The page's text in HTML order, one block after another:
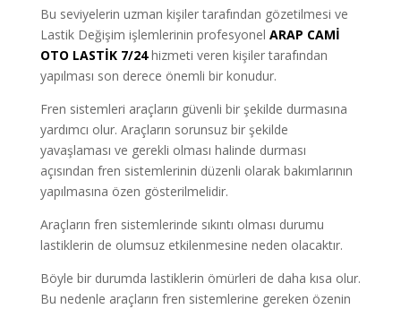
Bu seviyelerin uzman kişiler tarafından gözetilmesi ve
Lastik Değişim işlemlerinin profesyonel ARAP CAMİ
OTO LASTİK 7/24hizmeti veren kişiler tarafından
yapılması son derece önemli bir konudur.
Fren sistemleri araçların güvenli bir şekilde durmasına
yardımcı olur. Araçların sorunsuz bir şekilde
yavaşlaması ve gerekli olması halinde durması
açısından fren sistemlerinin düzenli olarak bakımlarının
yapılmasına özen gösterilmelidir.
Araçların fren sistemlerinde sıkıntı olması durumu
lastiklerin de olumsuz etkilenmesine neden olacaktır.
Böyle bir durumda lastiklerin ömürleri de daha kısa olur.
Bu nedenle araçların fren sistemlerine gereken özenin